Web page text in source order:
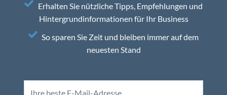
Erhalten Sie nützliche Tipps, Empfehlungen und
Hintergrundinformationen für Ihr Business
So sparen Sie Zeit und bleiben immer auf dem
neuesten Stand